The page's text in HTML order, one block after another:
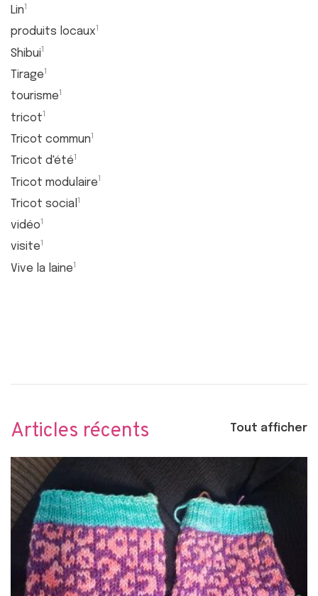
Lin1
produits locaux1
Shibui1
Tirage1
tourisme1
tricot1
Tricot commun1
Tricot d'été1
Tricot modulaire1
Tricot social 1
vidéo1
visite1
Vive la laine1
Articles récents Tout afficher